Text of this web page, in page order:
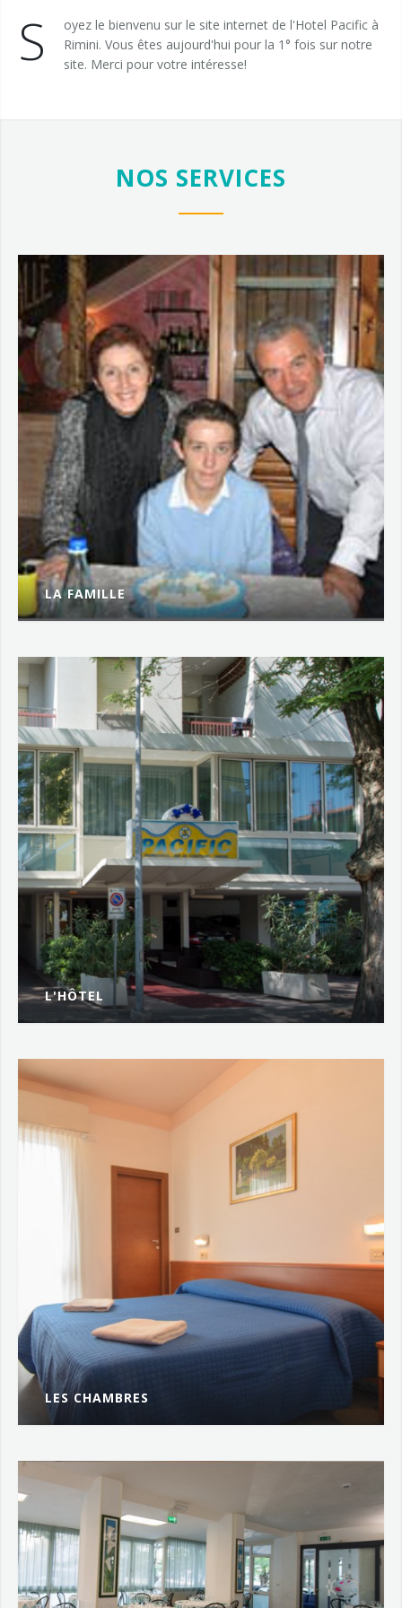
S
oyez le bienvenu sur le site internet de l'Hotel Pacific à
Rimini. Vous êtes aujourd'hui pour la 1° fois sur notre
site. Merci pour votre intéresse!
NOS SERVICES
LA FAMILLE
Depuis Avril 1964...
PLUS...
L'HÔTEL
L'Hôtel Pacific se trouve...
LES CHAMBRES
Toutes les chambres sont...